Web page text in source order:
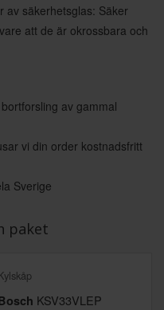
av säkerhetsglas: Säker
att de är okrossbara och
av gammal
vi din order kostnadsfritt
Sverige
paket
KSV33VLEP